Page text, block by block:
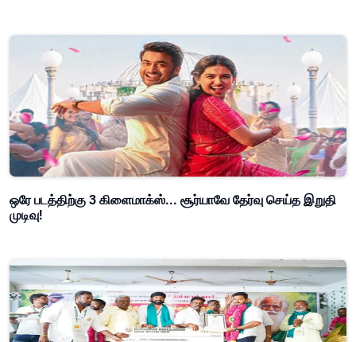
ஒரே படத்திற்கு 3 கிளைமாக்ஸ்... சூர்யாவே தேர்வு செய்த இறுதி
முடிவு!